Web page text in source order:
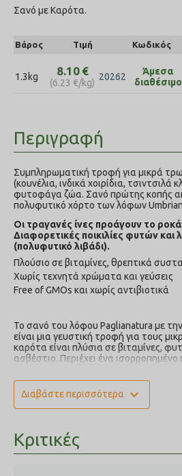
Σανό με Καρότα.
Βάρος Τιμή Κωδικός
1.3kg 8.10 €
(6.23 €/kg)
20262
Άμεσα
διαθέσιμο
Περιγραφή
Συμπληρωματική τροφή για μικρά
(κουνέλια, ινδικά χοιρίδια, τσιντσιλά
φυτοφάγα ζώα. Σανό πρώτης κοπής
πολυφυτικό χόρτο των λόφων
Οι τραγανές ίνες προάγουν το
Διαφορετικές ποικιλίες φυτών και
(πολυφυτικό λιβάδι).
Πλούσιο σε βιταμίνες, θρεπτικά
Χωρίς τεχνητά χρώματα και γεύσεις
Free of GMOs και χωρίς αντιβιοτικά
Το σανό του λόφου Paglianatura με
είναι μια γευστική τροφή για τους
καρότα είναι πλύσια σε βιταμίνες,
ασβέστιο. Περιέχει ένα
τρωκτικά, διεγείρει την όρεξη και
Aναπτύσσεται στην καρδιά της
επεκτείνει την κτηνοτροφική του
Marche και της Umbria στις επαρχίες
Perugia. Τι είναι όμως ένας σταθερός
Είναι ένα λιβάδι που δεν έχει υποστεί
Διαβάστε περισσότερα expand_more
Κριτικές